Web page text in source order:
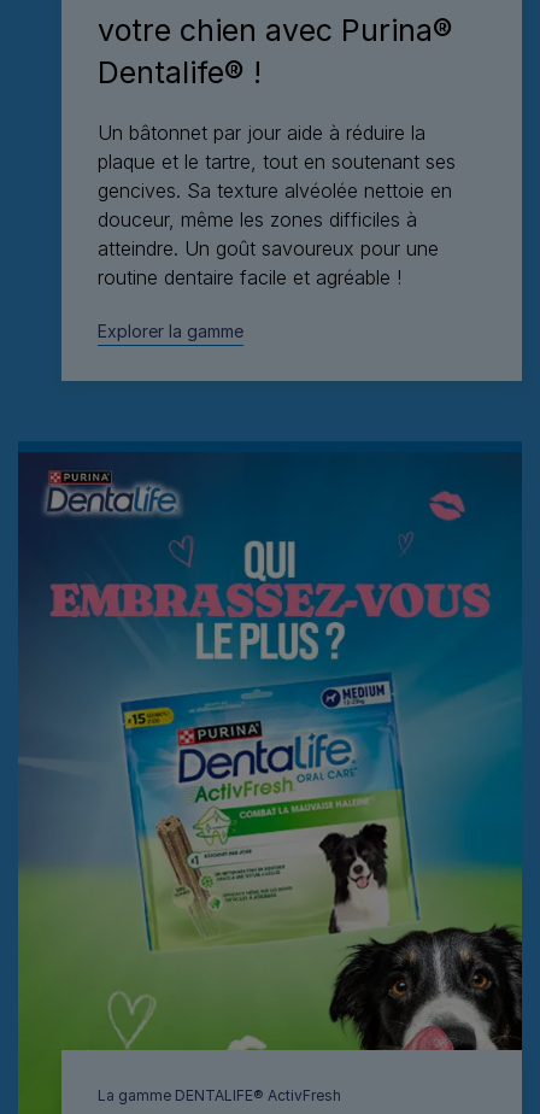
votre chien avec Purina®
Dentalife® !
Un bâtonnet par jour aide à réduire la
plaque et le tartre, tout en soutenant ses
gencives. Sa texture alvéolée nettoie en
douceur, même les zones difficiles à
atteindre. Un goût savoureux pour une
routine dentaire facile et agréable !
Explorer la gamme
La gamme DENTALIFE® ActivFresh